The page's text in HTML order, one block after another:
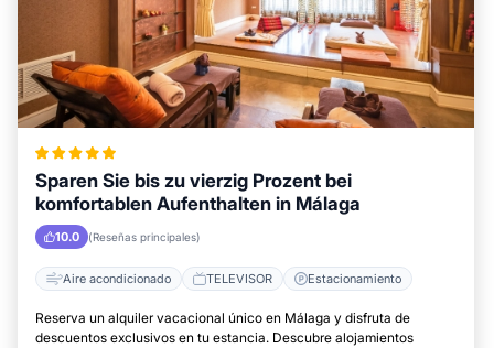
Sparen Sie bis zu vierzig Prozent bei
komfortablen Aufenthalten in Málaga
10.0 (Reseñas principales)
Aire acondicionado TELEVISOR Estacionamiento
Reserva un alquiler vacacional único en Málaga y disfruta de
descuentos exclusivos en tu estancia. Descubre alojamientos